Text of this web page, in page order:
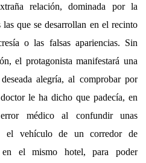
relación, dominada por la
que se desarrollan en el recinto
o las falsas apariencias. Sin
el protagonista manifestará una
alegría, al comprobar por
le ha dicho que padecía, en
médico al confundir unas
el vehículo de un corredor de
en el mismo hotel, para poder